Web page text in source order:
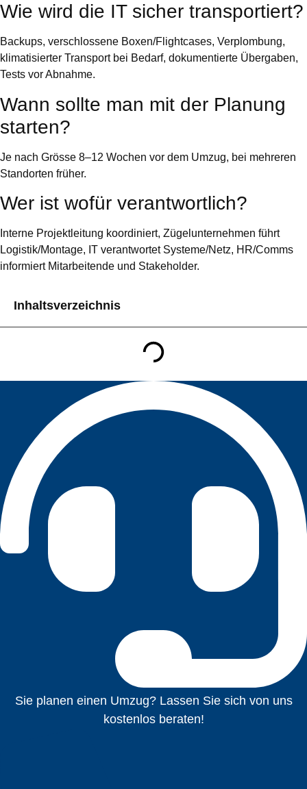
Wie wird die IT sicher transportiert?
Backups, verschlossene Boxen/Flightcases, Verplombung,
klimatisierter Transport bei Bedarf, dokumentierte Übergaben,
Tests vor Abnahme.
Wann sollte man mit der Planung
starten?
Je nach Grösse 8–12 Wochen vor dem Umzug, bei mehreren
Standorten früher.
Wer ist wofür verantwortlich?
Interne Projektleitung koordiniert, Zügelunternehmen führt
Logistik/Montage, IT verantwortet Systeme/Netz, HR/Comms
informiert Mitarbeitende und Stakeholder.
Inhaltsverzeichnis
Sie planen einen Umzug? Lassen Sie sich von uns
kostenlos beraten!